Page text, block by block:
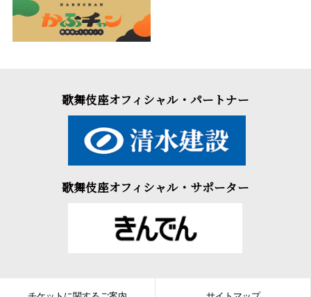
歌舞伎座オフィシャル・パートナー
歌舞伎座オフィシャル・サポーター